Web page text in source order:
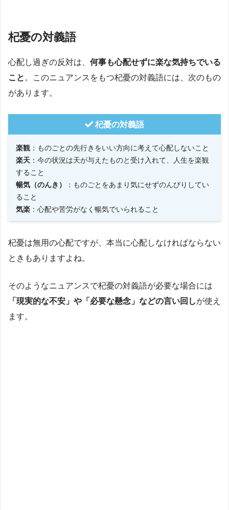
杞憂の対義語
心配し過ぎの反対は、 何事も心配せずに楽な気持ちでいる
こと 。このニュアンスをもつ杞憂の対義語には、次のもの
があります。
杞憂の対義語
楽観 ：ものごとの先行きをいい方向に考えて心配しないこと
楽天 ：今の状況は天が与えたものと受け入れて、人生を楽観
すること
暢気（のんき）
：ものごとをあまり気にせずのんびりしてい
ること
気楽 ：心配や苦労がなく暢気でいられること
杞憂は無用の心配ですが、本当に心配しなければならない
ときもありますよね。
そのようなニュアンスで杞憂の対義語が必要な場合には
「現実的な不安」や「必要な懸念」などの言い回しが使え
ます。